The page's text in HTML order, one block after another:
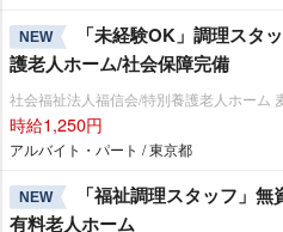
NEW
「未経験OK」調理スタ
護老人ホーム/社会保障完備
社会福祉法人福信会/特別養護老人ホーム
時給1,250円
アルバイト・パート / 東京都
NEW
「福祉調理スタッフ」
有料老人ホーム